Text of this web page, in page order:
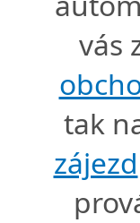
vás
tak
zájezd